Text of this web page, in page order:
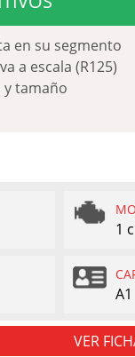
en su segmento
a escala (R125)
tamaño
1
A1
VER